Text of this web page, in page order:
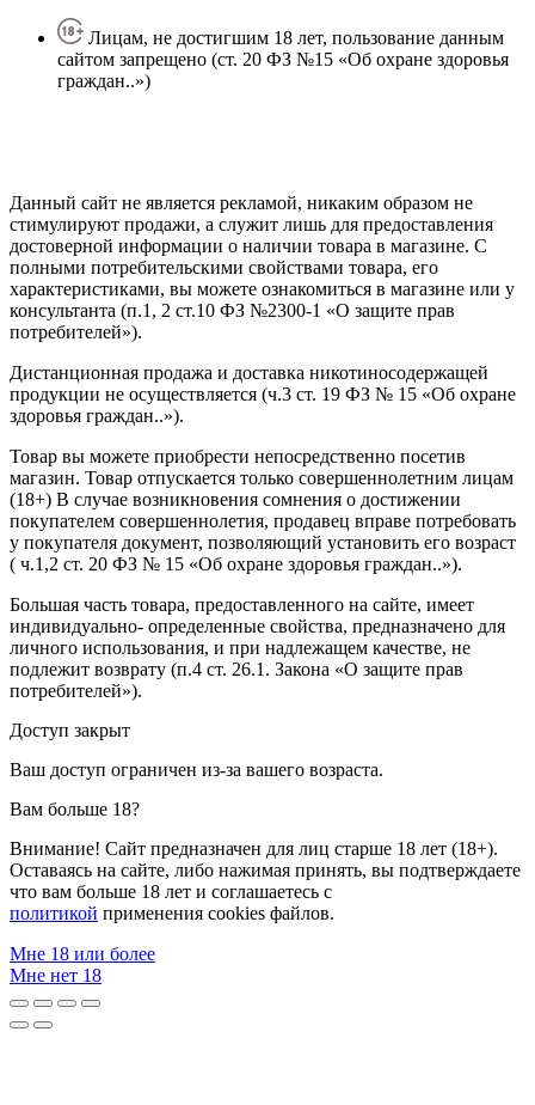
Лицам, не достигшим 18 лет, пользование данным
сайтом запрещено (ст. 20 ФЗ №15 «Об охране здоровья
граждан..»)
Данный сайт не является рекламой, никаким образом не
стимулируют продажи, а служит лишь для предоставления
достоверной информации о наличии товара в магазине. С
полными потребительскими свойствами товара, его
характеристиками, вы можете ознакомиться в магазине или у
консультанта (п.1, 2 ст.10 ФЗ №2300-1 «О защите прав
потребителей»).
Дистанционная продажа и доставка никотиносодержащей
продукции не осуществляется (ч.3 ст. 19 ФЗ № 15 «Об охране
здоровья граждан..»).
Товар вы можете приобрести непосредственно посетив
магазин. Товар отпускается только совершеннолетним лицам
(18+) В случае возникновения сомнения о достижении
покупателем совершеннолетия, продавец вправе потребовать
у покупателя документ, позволяющий установить его возраст
( ч.1,2 ст. 20 ФЗ № 15 «Об охране здоровья граждан..»).
Большая часть товара, предоставленного на сайте, имеет
индивидуально- определенные свойства, предназначено для
личного использования, и при надлежащем качестве, не
подлежит возврату (п.4 ст. 26.1. Закона «О защите прав
потребителей»).
Доступ закрыт
Ваш доступ ограничен из-за вашего возраста.
Вам больше 18?
Внимание! Сайт предназначен для лиц старше 18 лет (18+).
Оставаясь на сайте, либо нажимая принять, вы подтверждаете
что вам больше 18 лет и соглашаетесь с
политикой применения cookies файлов.
Мне 18 или более
Мне нет 18